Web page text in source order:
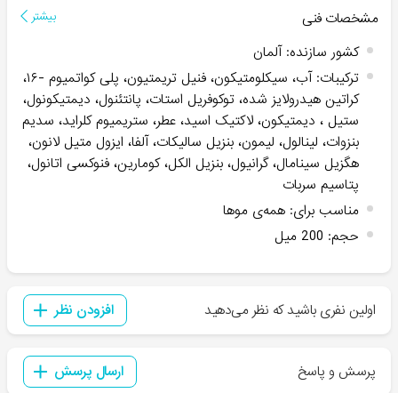
مشخصات فنی بیشتر
کشور سازنده:آلمان
ترکیبات:
آب، سیکلومتیکون، فنیل تریمتیون، پلی کواتمیوم -۱۶،
کراتین هیدرولایز شده، توکوفریل استات، پانتئنول، دیمتیکونول،
ستیل ، دیمتیکون، لاکتیک اسید، عطر، ستریمیوم کلراید، سدیم
بنزوات، لینالول، لیمون، بنزیل سالیکات، آلفا، ایزول متیل لانون،
هگزیل سینامال، گرانیول، بنزیل الکل، کومارین، فنوکسی اتانول،
پتاسیم سربات
مناسب برای: همه‌ی موها
حجم: 200 میل
اولین نفری باشید که نظر می‌دهید افزودن نظر
پرسش و پاسخ ارسال پرسش